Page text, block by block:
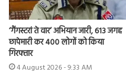
‘गैंगस्टरां ते वार’ अभियान जारी, 613 जगह
छापेमारी कर 400 लोगों को किया
गिरफ्तार
4 August 2026 - 9:33 AM